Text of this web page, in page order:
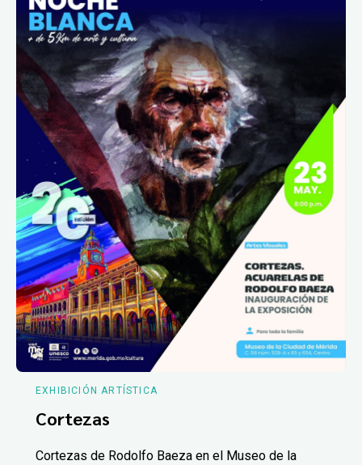
EXHIBICIÓN ARTÍSTICA
Cortezas
Cortezas de Rodolfo Baeza en el Museo de la